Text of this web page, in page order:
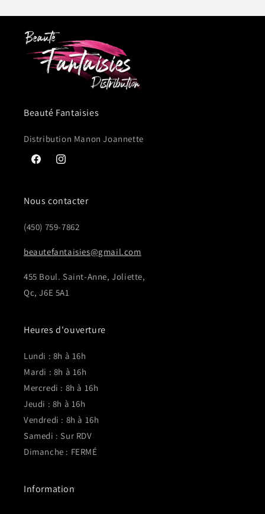
Beauté Fantaisies
Distribution Manon Joannette
FacebookInstagram
Nous contacter
(450) 759-7862
beautefantaisies@gmail.com
455 Boul. Saint-Anne, Joliette,
Qc, J6E 5A1
Heures d'ouverture
Lundi : 8h à 16h
Mardi : 8h à 16h
Mercredi : 8h à 16h
Jeudi : 8h à 16h
Vendredi : 8h à 16h
Samedi : Sur RDV
Dimanche : FERMÉ
Information